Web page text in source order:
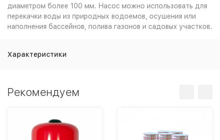
диаметром более 100 мм. Насос можно использовать для
перекачки воды из природных водоемов, осушения или
наполнения бассейнов, полива газонов и садовых участков.
Характеристики
Рекомендуем